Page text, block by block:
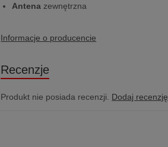
Antena zewnętrzna
Informacje o producencie
Recenzje
Produkt nie posiada recenzji. Dodaj recenzję